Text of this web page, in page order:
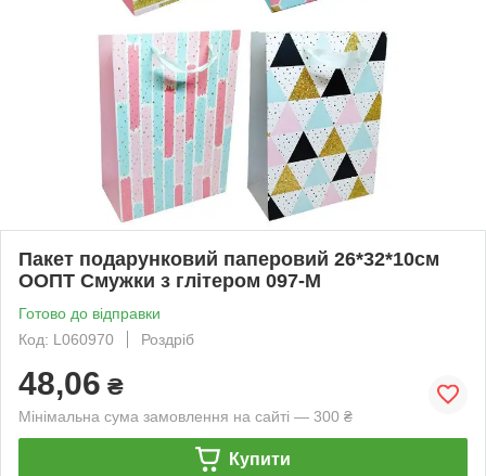
Пакет подарунковий паперовий 26*32*10см
ООПТ Смужки з глітером 097-M
Готово до відправки
Код: L060970
Роздріб
48,06 ₴
Мінімальна сума замовлення на сайті — 300 ₴
Купити